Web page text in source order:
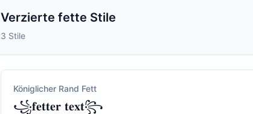
Verzierte fette Stile
3 Stile
Königlicher Rand Fett
꧁𝐟𝐞𝐭𝐭𝐞𝐫 𝐭𝐞𝐱𝐭꧂